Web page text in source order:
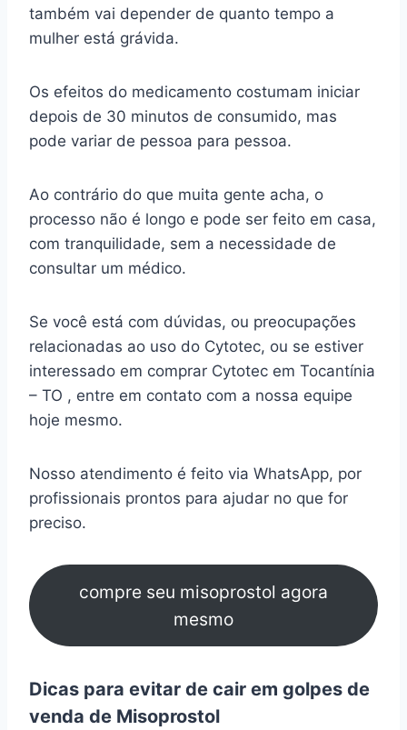
também vai depender de quanto tempo a
mulher está grávida.
Os efeitos do medicamento costumam iniciar
depois de 30 minutos de consumido, mas
pode variar de pessoa para pessoa.
Ao contrário do que muita gente acha, o
processo não é longo e pode ser feito em casa,
com tranquilidade, sem a necessidade de
consultar um médico.
Se você está com dúvidas, ou preocupações
relacionadas ao uso do Cytotec, ou se estiver
interessado em comprar Cytotec em Tocantínia
– TO , entre em contato com a nossa equipe
hoje mesmo.
Nosso atendimento é feito via WhatsApp, por
profissionais prontos para ajudar no que for
preciso.
compre seu misoprostol agora
mesmo
Dicas para evitar de cair em golpes de
venda de Misoprostol